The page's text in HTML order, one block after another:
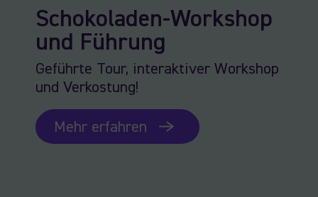
Schokoladen-Workshop
und Führung
Geführte Tour, interaktiver Workshop
und Verkostung!
Mehr erfahren